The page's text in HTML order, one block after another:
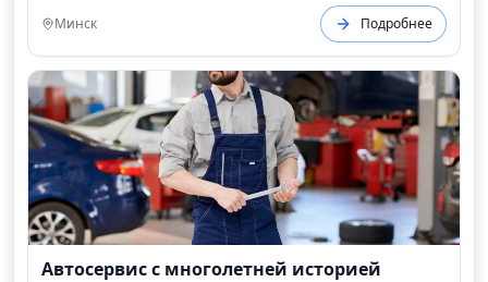
Минск Подробнее
Автосервис с многолетней историей